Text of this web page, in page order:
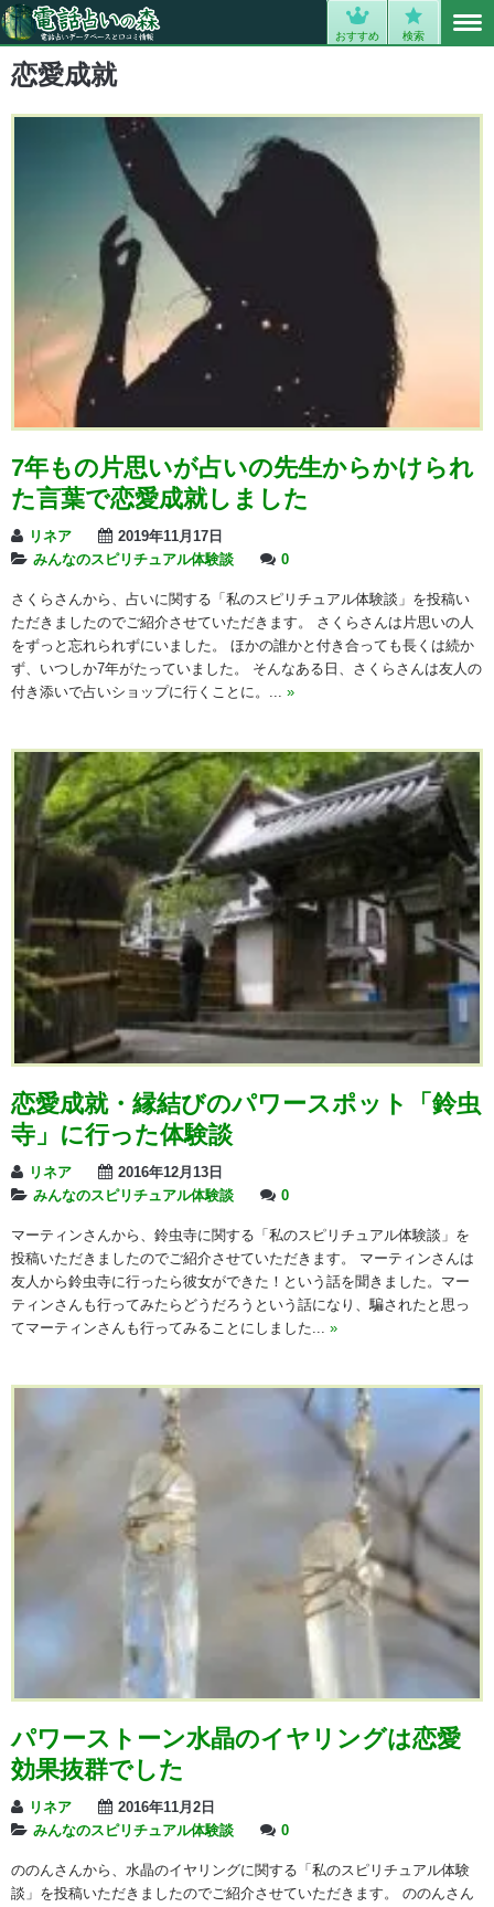
おすすめ 検索
恋愛成就
7年もの片思いが占いの先生からかけられ
た言葉で恋愛成就しました
リネア
2019年11月17日
みんなのスピリチュアル体験談
0
さくらさんから、占いに関する「私のスピリチュアル体験談」を投稿い
ただきましたのでご紹介させていただきます。 さくらさんは片思いの人
をずっと忘れられずにいました。 ほかの誰かと付き合っても長くは続か
ず、いつしか7年がたっていました。 そんなある日、さくらさんは友人の
付き添いで占いショップに行くことに。... »
恋愛成就・縁結びのパワースポット「鈴虫
寺」に行った体験談
リネア
2016年12月13日
みんなのスピリチュアル体験談
0
マーティンさんから、鈴虫寺に関する「私のスピリチュアル体験談」を
投稿いただきましたのでご紹介させていただきます。 マーティンさんは
友人から鈴虫寺に行ったら彼女ができた！という話を聞きました。マー
ティンさんも行ってみたらどうだろうという話になり、騙されたと思っ
てマーティンさんも行ってみることにしました... »
パワーストーン水晶のイヤリングは恋愛
効果抜群でした
リネア
2016年11月2日
みんなのスピリチュアル体験談
0
ののんさんから、水晶のイヤリングに関する「私のスピリチュアル体験
談」を投稿いただきましたのでご紹介させていただきます。 ののんさん